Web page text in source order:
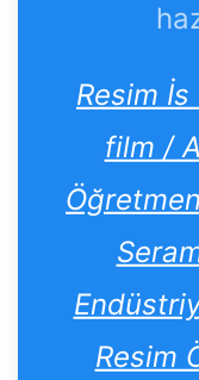
Resim
film /
Resim